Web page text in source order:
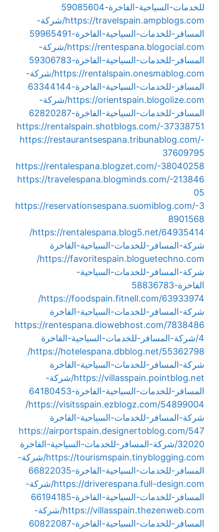
للخدمات-السياحية-الفاخرة-59085604
https://travelspain.ampblogs.com/شركة-
المسافر-للخدمات-السياحية-الفاخرة-59965491
https://rentespana.blogocial.com/شركة-
المسافر-للخدمات-السياحية-الفاخرة-59306783
https://rentalspain.onesmablog.com/شركة-
المسافر-للخدمات-السياحية-الفاخرة-63344144
https://orientspain.blogolize.com/شركة-
المسافر-للخدمات-السياحية-الفاخرة-62820287
https://rentalspain.shotblogs.com/-37338751
https://restaurantsespana.tribunablog.com/-
37609795
https://rentalespana.blogzet.com/-38040258
https://travelespana.blogminds.com/-213846
05
https://reservationsespana.suomiblog.com/-3
8901568
https://rentalespana.blog5.net/64935414/
شركة-المسافر-للخدمات-السياحية-الفاخرة
https://favoritespain.bloguetechno.com/
شركة-المسافر-للخدمات-السياحية-
الفاخرة-58836783
https://foodspain.fitnell.com/63933974/
شركة-المسافر-للخدمات-السياحية-الفاخرة
https://rentespana.diowebhost.com/7838486
4/شركة-المسافر-للخدمات-السياحية-الفاخرة
https://hotelespana.dbblog.net/55362798/
شركة-المسافر-للخدمات-السياحية-الفاخرة
https://villasspain.pointblog.net/شركة-
المسافر-للخدمات-السياحية-الفاخرة-64180453
https://visitsspain.ezblogz.com/54899004/
شركة-المسافر-للخدمات-السياحية-الفاخرة
https://airportspain.designertoblog.com/547
32020/شركة-المسافر-للخدمات-السياحية-الفاخرة
https://tourismspain.tinyblogging.com/شركة-
المسافر-للخدمات-السياحية-الفاخرة-66822035
https://driverespana.full-design.com/شركة-
المسافر-للخدمات-السياحية-الفاخرة-66194185
https://villasspain.thezenweb.com/شركة-
المسافر-للخدمات-السياحية-الفاخرة-60822087